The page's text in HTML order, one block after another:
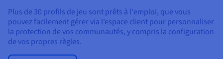
Plus de 30 profils de jeu sont prêts à l'emploi, que vous
pouvez facilement gérer via l’espace client pour personnaliser
la protection de vos communautés, y compris la configuration
de vos propres règles.